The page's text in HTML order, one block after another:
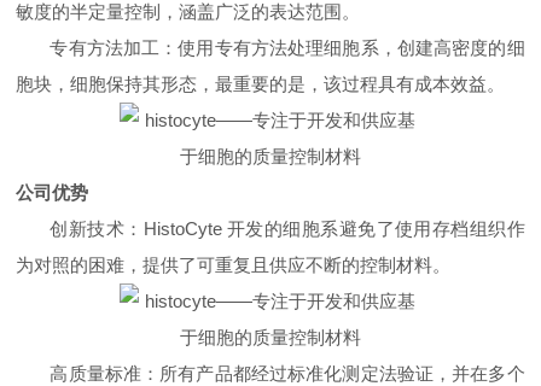
敏度的半定量控制，涵盖广泛的表达范围。
专有方法加工：使用专有方法处理细胞系，创建高密度的细
胞块，细胞保持其形态，最重要的是，该过程具有成本效益。
公司优势
创新技术：HistoCyte 开发的细胞系避免了使用存档组织作
为对照的困难，提供了可重复且供应不断的控制材料。
高质量标准：所有产品都经过标准化测定法验证，并在多个